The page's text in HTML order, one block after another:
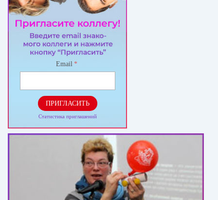
Email *
ПРИГЛАСИТЬ
Статистика приглашений